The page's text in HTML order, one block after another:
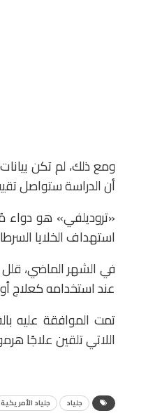
ومع ذلك، لم تكن
أن الدراسة ستواصل
«تروديلفي» هو دواء
استهداف الخلايا
عند استخدامه كعلاج
اللاتي تلقين علاجًا
جلياد جلياد الأمريكية